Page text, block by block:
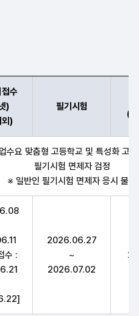
수(인터넷)(휴일제외),필기시험(
수
)
외)
필기시험
(
수요 맞춤형 고등학교 및 특성화 고
필기시험 면제자 검정
※ 일반인 필기시험 면제자 응시 불가
수 :
2026.06.27
~
2026.07.02